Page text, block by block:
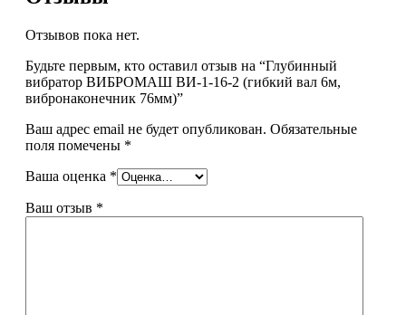
Отзывов пока нет.
Будьте первым, кто оставил отзыв на “Глубинный
вибратор ВИБРОМАШ ВИ-1-16-2 (гибкий вал 6м,
вибронаконечник 76мм)”
Ваш адрес email не будет опубликован. Обязательные
поля помечены *
Ваша оценка *
Ваш отзыв *